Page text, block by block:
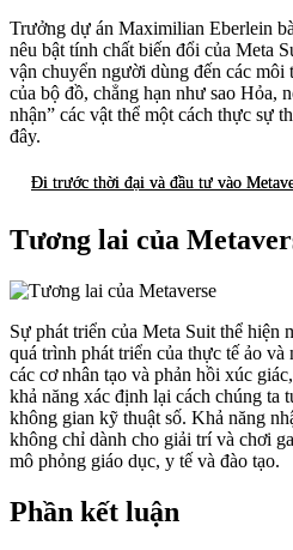
Trưởng dự án Maximilian Eberlein
nêu bật tính chất biến đổi của Meta
vận chuyển người dùng đến các môi
của bộ đồ, chẳng hạn như sao Hỏa,
nhận” các vật thể một cách thực sự
đây.
Đi trước thời đại và đầu tư vào
Tương lai của
Sự phát triển của Meta Suit thể hiện
quá trình phát triển của thực tế ảo và
các cơ nhân tạo và phản hồi xúc
khả năng xác định lại cách chúng ta
không gian kỹ thuật số. Khả năng
không chỉ dành cho giải trí và chơi
mô phỏng giáo dục, y tế và đào tạo.
Phần kết luận